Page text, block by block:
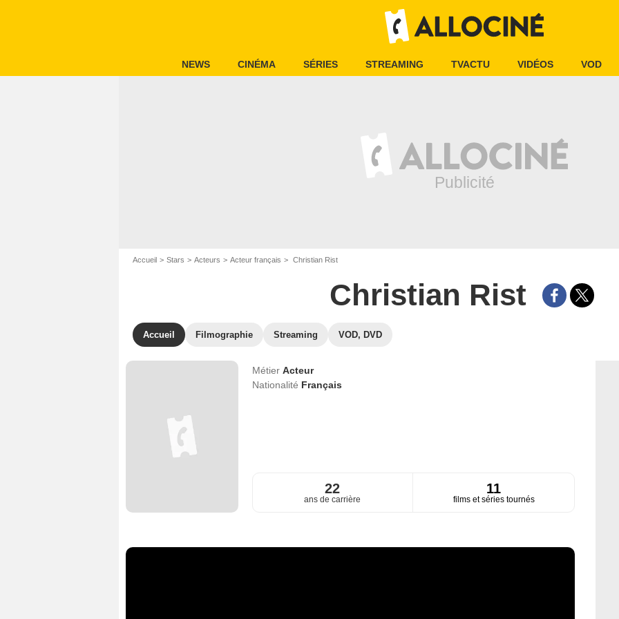
NEWS CINÉMA SÉRIES STREAMING TVACTU VIDÉOS VOD
Accueil Stars Acteurs Acteur français Christian Rist
Christian Rist
Accueil Filmographie Streaming VOD, DVD
Métier Acteur
Nationalité Français
22
ans de carrière
11
films et séries tournés